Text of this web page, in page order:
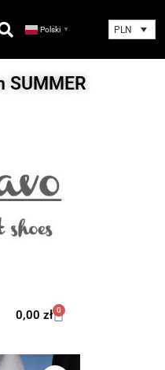
Polski ▼ PLN
SUMMER
0,00 zł 0